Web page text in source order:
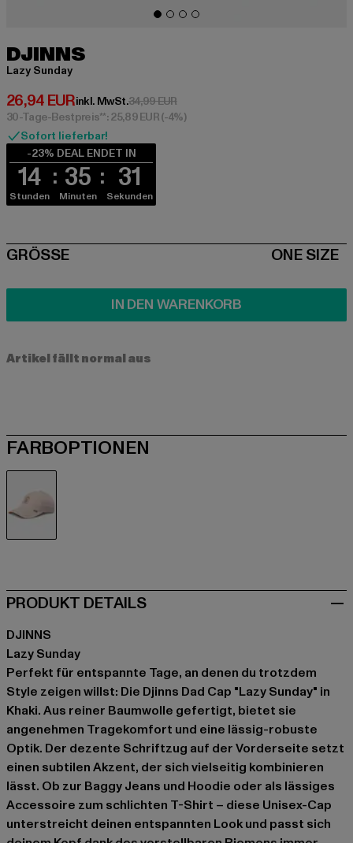
DJINNS
Lazy Sunday
26,94 EUR
Derzeitiger Preis: 26,94 EUR
inkl. MwSt.34,99 EURAktionspreis: 34,99 EUR
30-Tage-Bestpreis**: 25,89 EUR(-4%)
Sofort lieferbar!
-23% DEAL ENDET IN
14
Stunden
35
Minuten
31
Sekunden
SIZE
GRÖSSE ONE SIZE
IN DEN WARENKORB
Artikel fällt normal aus
FARBOPTIONEN
PRODUKT DETAILS
DJINNS
Lazy Sunday
Perfekt für entspannte Tage, an denen du trotzdem
Style zeigen willst: Die Djinns Dad Cap "Lazy Sunday" in
Khaki. Aus reiner Baumwolle gefertigt, bietet sie
angenehmen Tragekomfort und eine lässig-robuste
Optik. Der dezente Schriftzug auf der Vorderseite setzt
einen subtilen Akzent, der sich vielseitig kombinieren
lässt. Ob zur Baggy Jeans und Hoodie oder als lässiges
Accessoire zum schlichten T-Shirt – diese Unisex-Cap
unterstreicht deinen entspannten Look und passt sich